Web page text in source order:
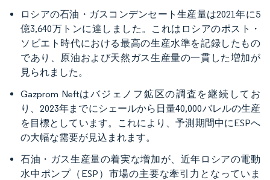
ロシアの石油・ガスコンデンセート生産量は2021年に5
億3,640万トンに達しました。これはロシアのポスト・
ソビエト時代における最高の生産水準を記録したもの
であり、原油および天然ガス生産量の一貫した増加が
見られました。
Gazprom Neftはバジェノフ鉱区の調査を継続してお
り、2023年までにシェールから日量40,000バレルの生産
を目標としています。これにより、予測期間中にESPへ
の大幅な需要が見込まれます。
石油・ガス生産量の着実な増加が、近年ロシアの電動
水中ポンプ（ESP）市場の主要な牽引力となっていま